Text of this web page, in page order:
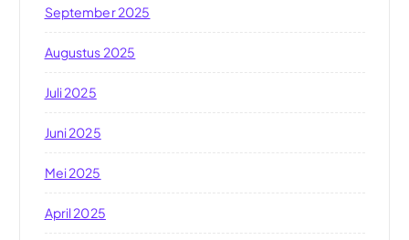
September 2025
Augustus 2025
Juli 2025
Juni 2025
Mei 2025
April 2025